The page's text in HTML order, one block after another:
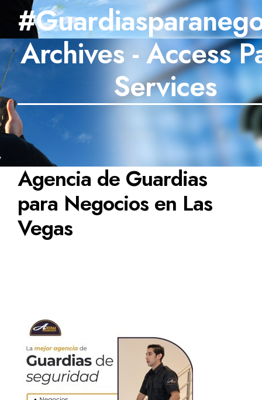
Archives - Access
Services
Agencia de Guardias
para Negocios en Las
Vegas